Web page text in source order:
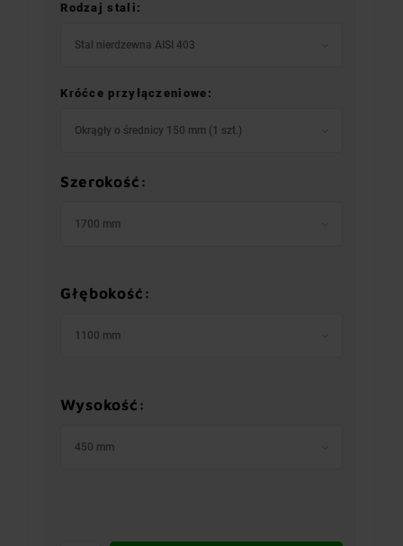
Rodzaj stali:
Stal nierdzewna AISI 403
Króćce przyłączeniowe:
Okrągły o średnicy 150 mm (1 szt.)
Szerokość:
1700 mm
Głębokość:
1100 mm
Wysokość:
450 mm